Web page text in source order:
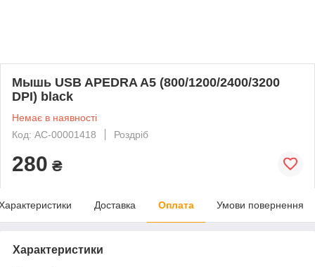
Мышь USB APEDRA A5 (800/1200/2400/3200
DPI) black
Немає в наявності
Код: AC-00001418
Роздріб
280 ₴
Доставка Оплата Умови повернення
Характеристики